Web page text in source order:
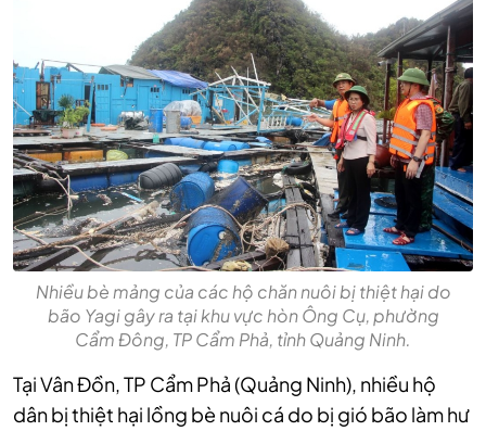
Nhiều bè mảng của các hộ chăn nuôi bị thiệt hại do
bão Yagi gây ra tại khu vực hòn Ông Cụ, phường
Cẩm Đông, TP Cẩm Phả, tỉnh Quảng Ninh.
Tại Vân Đồn, TP Cẩm Phả (Quảng Ninh), nhiều hộ
dân bị thiệt hại lồng bè nuôi cá do bị gió bão làm hư